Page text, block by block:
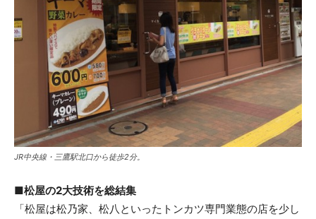
JR中央線・三鷹駅北口から徒歩2分。
■松屋の2大技術を総結集
「松屋は松乃家、松八といったトンカツ専門業態の店を少し